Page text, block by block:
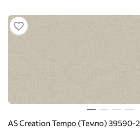
AS Creation Tempo (Темпо) 39590-2